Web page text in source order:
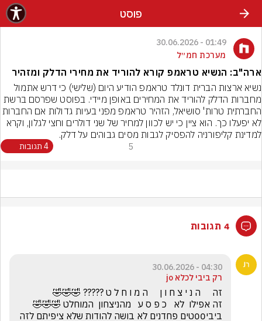
פוסט
01:49 - 30.06.2026
מערכת חמ״ל
ארה"ב: הנשיא טראמפ קורא להוריד את מחירי הדלק ומזהיר
מחברות הדלק להוריד את המחירים באופן מיידי. בפוסט שפרסם ברשת
למדינת קליפורניה להפסיק לגבות מסים גבוהים על דלק.
5 4 תגובות
4 תגובות
04:30 - 30.06.2026
רק ביבי לכלא jo